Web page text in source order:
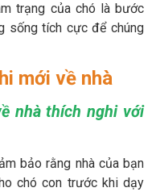
trạng của chó là bước
sống tích cực để chúng
mới về nhà
nhà thích nghi với
bảo rằng nhà của bạn
chó con trước khi dạy